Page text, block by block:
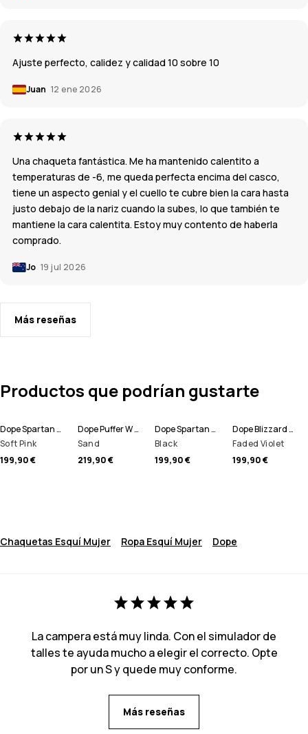
Ajuste perfecto, calidez y calidad 10 sobre 10
Juan 12 ene 2026
Una chaqueta fantástica. Me ha mantenido calentito a
temperaturas de -6, me queda perfecta encima del casco,
tiene un aspecto genial y el cuello te cubre bien la cara hasta
justo debajo de la nariz cuando la subes, lo que también te
mantiene la cara calentita. Estoy muy contento de haberla
comprado.
Jo 19 jul 2026
Más reseñas
Productos que podrían gustarte
Dope Spartan W Chaqueta Snowboard Mujer
Soft Pink
199,90 €
Dope Puffer W Full Zip Chaqueta Snowboard Mujer
Sand
219,90 €
Dope Spartan W Chaqueta Snowboard Mujer
Black
199,90 €
Dope Blizzard W Full Zip Chaqueta Snowboard Mujer
Faded Violet
199,90 €
Chaquetas Esquí Mujer Ropa Esquí Mujer Dope
La campera está muy linda. Con el simulador de
talles te ayuda mucho a elegir el correcto. Opte
por un S y quede muy conforme.
Más reseñas